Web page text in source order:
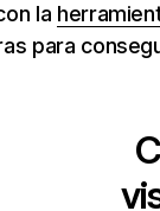
la
para